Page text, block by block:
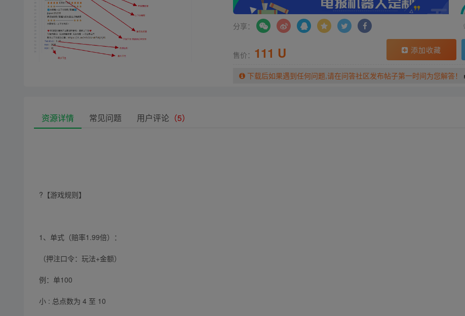
分享：
售价： 111 U 添加收藏
下载后如果遇到任何问题,请在问答社区发布帖子第一时间为您解答！
资源详情 常见问题 用户评论 （5）
?️【游戏规则】
1、单式（赔率1.99倍）：
（押注口令：玩法+金额）
例：单100
小 : 总点数为 4 至 10